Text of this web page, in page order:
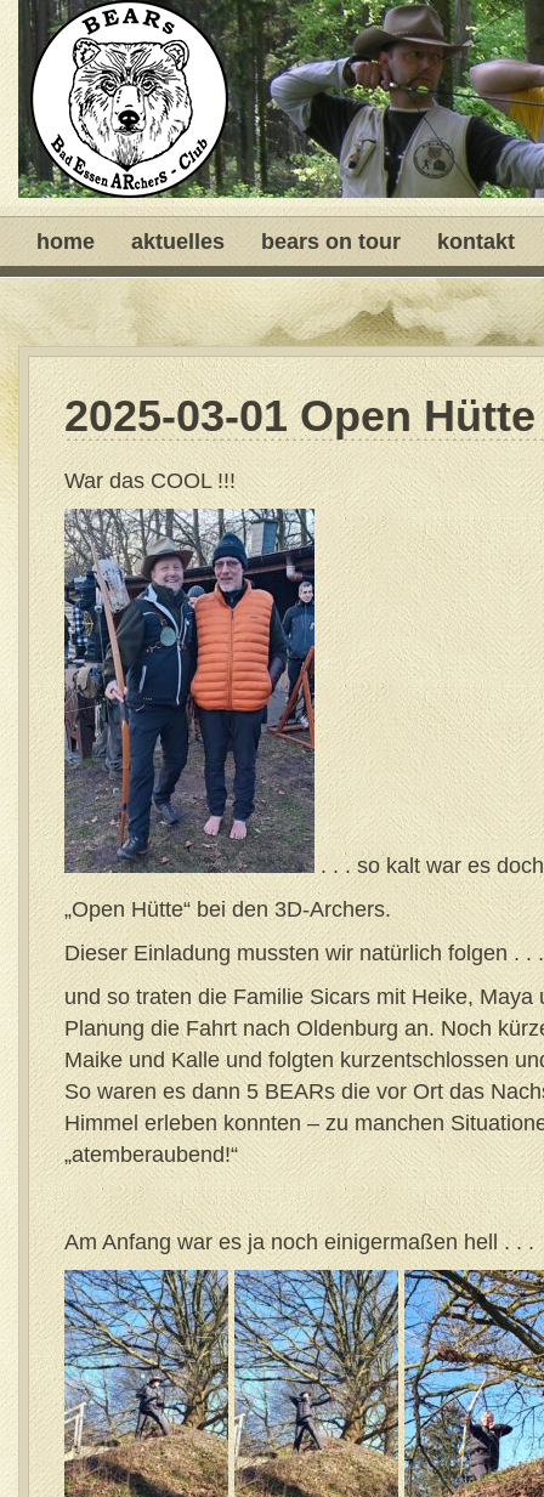
home aktuelles bears on tour kontakt
2025-03-01 Open
War das COOL !!!
. . . so kalt war es
„Open Hütte“ bei den 3D-Archers.
Dieser Einladung mussten wir natürlich folgen . . .
und so traten die Familie Sicars mit Heike, Maya
Planung die Fahrt nach Oldenburg an. Noch
Maike und Kalle und folgten kurzentschlossen
So waren es dann 5 BEARs die vor Ort das
Himmel erleben konnten – zu manchen
„atemberaubend!“
Am Anfang war es ja noch einigermaßen hell . . .